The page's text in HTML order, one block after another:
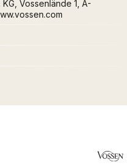
KG, Vossenlände 1, A-